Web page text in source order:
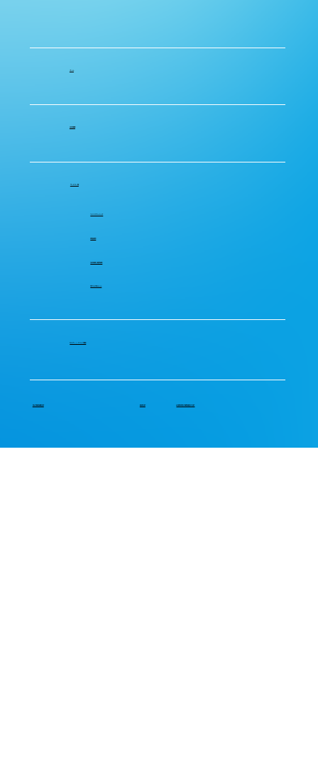
​お客様本意の業務運営の方針
​勧誘方針
​個人情報保護方針
​セミナー / イベント情報
​空からのあんしん
​生命保険 損害保険
​資産運用
​ライフプランニング
​サービス一覧
​会社概要
ホーム